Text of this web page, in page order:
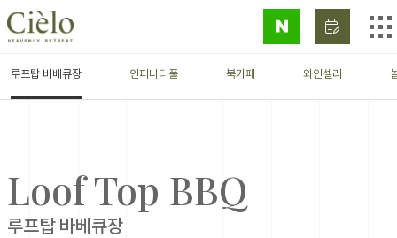
루프탑 바베큐장 인피니티풀 북카페 와인셀러
Loof Top BBQ
루프탑 바베큐장